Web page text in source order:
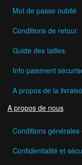
Mot de passe oublié
Conditions de retour.
Guide des tailles.
Info paiement
A propos de la
A propos de nous
Conditions générales
Confidentialité et